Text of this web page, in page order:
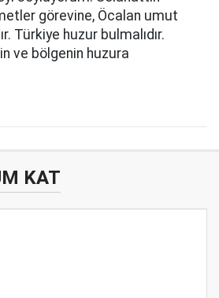
görevine, Öcalan umut
Türkiye huzur bulmalıdır.
ve bölgenin huzura
KAT